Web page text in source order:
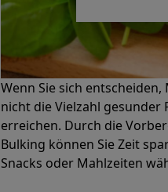
Wenn Sie sich
nicht die Vielzahl gesunder
erreichen. Durch die
Bulking können Sie Zeit
Snacks oder Mahlzeiten